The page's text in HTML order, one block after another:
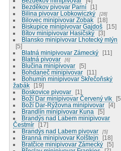
Bezděkov pivovar Parní
1
Bilina pivovar Lobkowiczký
28
Bilovec minipivovar Zobak
18
Biskupice minipivovar Gajdoš
15
Bítov minipivovar Hasičský
3
Blansko minipivovar Lhotecký mlýn
5
Blatná minipivovar Zámecký
11
Blatná pivovar
6
Blučina minipivovar
5
Bohdaneč minipivovar
11
Bohumín minipivovar Skřečoňský
žabák
19
Boskovice pivovar
1
Boží Dar minipivovar Červený vlk
5
Boží Dar-Rýžovna minipivovar
4
Brandlín minipivovar Kuna
5
Brandýs nad Labem minipivovar
Čestmír
17
Brandýs nad Labem pivovar
5
Branná minipivovar Kolštejn
18
Bratčice minipivovar Zámecký
5